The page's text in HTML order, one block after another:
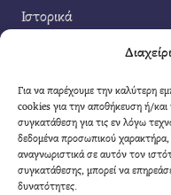
Για να παρέχουμε την καλύτερη
cookies για την αποθήκευση ή/
συγκατάθεση για τις εν λόγω
δεδομένα προσωπικού
αναγνωριστικά σε αυτόν τον
συγκατάθεσης, μπορεί να
δυνατότητες.
Ιστορικά
Τέχνη
Τεχνολογία
Υγεία
Φαντασία